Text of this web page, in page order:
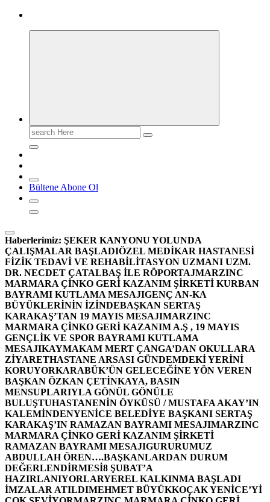
Search
for:
Bültene Abone Ol
Haberlerimiz: ŞEKER KANYONU YOLUNDA
ÇALIŞMALAR BAŞLADIÖZEL MEDİKAR HASTANESİ
FİZİK TEDAVİ VE REHABİLİTASYON UZMANI UZM.
DR. NECDET ÇATALBAŞ İLE RÖPORTAJMARZINC
MARMARA ÇİNKO GERİ KAZANIM ŞİRKETİ KURBAN
BAYRAMI KUTLAMA MESAJIGENÇ AN-KA
BÜYÜKLERİNİN İZİNDEBAŞKAN SERTAŞ
KARAKAŞ’TAN 19 MAYIS MESAJIMARZINC
MARMARA ÇİNKO GERİ KAZANIM A.Ş , 19 MAYIS
GENÇLİK VE SPOR BAYRAMI KUTLAMA
MESAJIKAYMAKAM MERT ÇANGA’DAN OKULLARA
ZİYARETHASTANE ARSASI GÜNDEMDEKİ YERİNİ
KORUYORKARABÜK’ÜN GELECEĞİNE YÖN VEREN
BAŞKAN ÖZKAN ÇETİNKAYA, BASIN
MENSUPLARIYLA GÖNÜL GÖNÜLE
BULUŞTUHASTANENİN ÖYKÜSÜ / MUSTAFA AKAY’IN
KALEMİNDENYENİCE BELEDİYE BAŞKANI SERTAŞ
KARAKAŞ’IN RAMAZAN BAYRAMI MESAJIMARZINC
MARMARA ÇİNKO GERİ KAZANIM ŞİRKETİ
RAMAZAN BAYRAMI MESAJIGURURUMUZ
ABDULLAH ÖREN….BAŞKANLARDAN DURUM
DEĞERLENDİRMESİ8 ŞUBAT’A
HAZIRLANIYORLARYEREL KALKINMA BAŞLADI
İMZALAR ATILDIMEHMET BÜYÜKKOÇAK YENİCE’Yİ